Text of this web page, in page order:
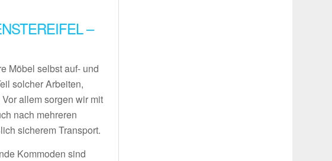
–
Möbel selbst auf- und
solcher Arbeiten,
allem sorgen wir mit
nach mehreren
sicherem Transport.
Kommoden sind